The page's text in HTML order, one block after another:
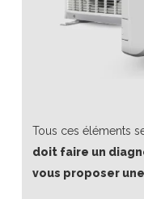
Tous ces éléments
doit faire un
vous proposer